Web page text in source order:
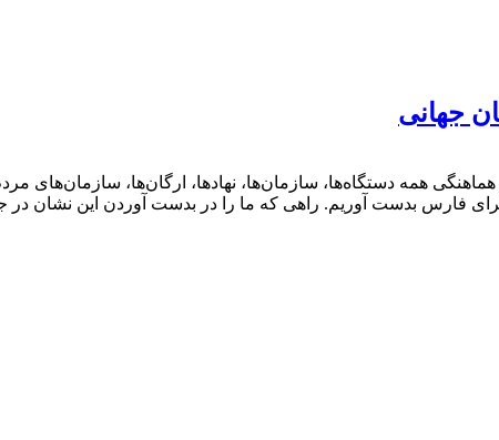
جهانی
همه دستگاه‌ها، سازمان‌ها، نهادها، ارگان‌ها، سازمان‌های
فارس بدست آوریم. راهی که ما را در بدست آوردن این نشان در